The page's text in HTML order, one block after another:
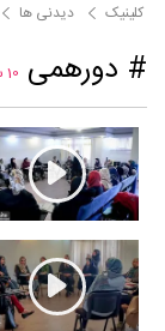
کلینیک دیدنی ها
# دورهمی 10 سمینار